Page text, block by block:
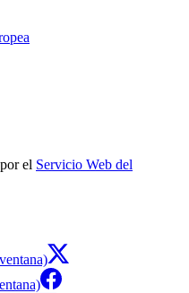
el Servicio Web del